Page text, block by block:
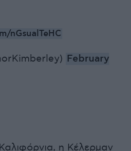
nGsualTeHC
February
η Κέλερμαν